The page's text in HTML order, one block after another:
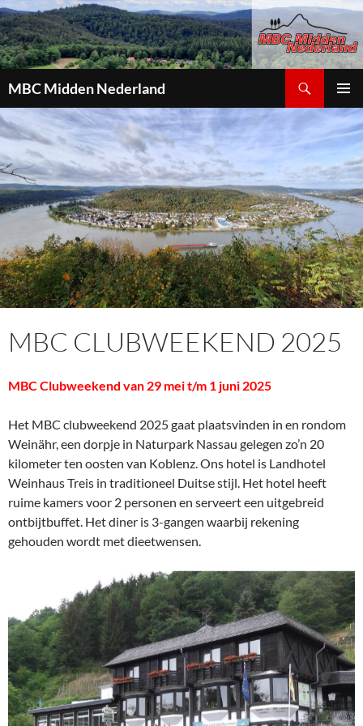
MBC Midden Nederland
MENU
NAAR
DE
INHOUD
MBC CLUBWEEKEND 2025
MBC Clubweekend van 29 mei t/m 1 juni 2025
Het MBC clubweekend 2025 gaat plaatsvinden in en rondom
Weinähr, een dorpje in Naturpark Nassau gelegen zo’n 20
kilometer ten oosten van Koblenz. Ons hotel is Landhotel
Weinhaus Treis in traditioneel Duitse stijl. Het hotel heeft
ruime kamers voor 2 personen en serveert een uitgebreid
ontbijtbuffet. Het diner is 3-gangen waarbij rekening
gehouden wordt met dieetwensen.